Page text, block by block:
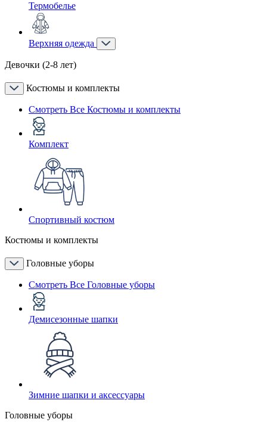
Термобелье
Верхняя одежда
Девочки (2-8 лет)
Костюмы и комплекты
Смотреть Все Костюмы и комплекты
Комплект
Спортивный костюм
Костюмы и комплекты
Головные уборы
Смотреть Все Головные уборы
Демисезонные шапки
Зимние шапки и аксессуары
Головные уборы